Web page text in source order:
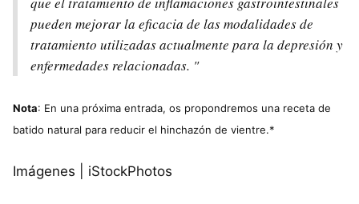
pueden mejorar la eficacia de las modalidades de
tratamiento utilizadas actualmente para la depresión y
enfermedades relacionadas. "
Nota: En una próxima entrada, os propondremos una receta de
batido natural para reducir el hinchazón de vientre.*
Imágenes | iStockPhotos